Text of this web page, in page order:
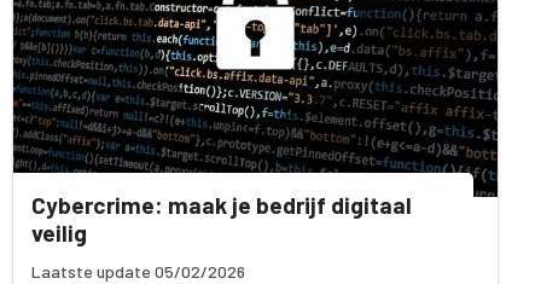
Cybercrime: maak je bedrijf digitaal
veilig
Laatste update 05/02/2026